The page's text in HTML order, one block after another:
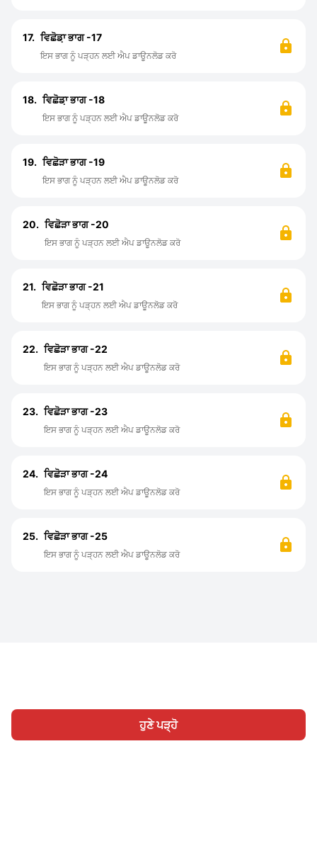
ਹੁਣੇ ਪੜ੍ਹੋ
17. ਵਿਛੋਡ਼ਾ ਭਾਗ -17
ਇਸ ਭਾਗ ਨੂੰ ਪੜ੍ਹਨ ਲਈ ਐਪ ਡਾਊਨਲੋਡ ਕਰੋ
18. ਵਿਛੋਡ਼ਾ ਭਾਗ -18
ਇਸ ਭਾਗ ਨੂੰ ਪੜ੍ਹਨ ਲਈ ਐਪ ਡਾਊਨਲੋਡ ਕਰੋ
19. ਵਿਛੋੜਾ ਭਾਗ -19
ਇਸ ਭਾਗ ਨੂੰ ਪੜ੍ਹਨ ਲਈ ਐਪ ਡਾਊਨਲੋਡ ਕਰੋ
20. ਵਿਛੋੜਾ ਭਾਗ -20
ਇਸ ਭਾਗ ਨੂੰ ਪੜ੍ਹਨ ਲਈ ਐਪ ਡਾਊਨਲੋਡ ਕਰੋ
21. ਵਿਛੋੜਾ ਭਾਗ -21
ਇਸ ਭਾਗ ਨੂੰ ਪੜ੍ਹਨ ਲਈ ਐਪ ਡਾਊਨਲੋਡ ਕਰੋ
22. ਵਿਛੋੜਾ ਭਾਗ -22
ਇਸ ਭਾਗ ਨੂੰ ਪੜ੍ਹਨ ਲਈ ਐਪ ਡਾਊਨਲੋਡ ਕਰੋ
23. ਵਿਛੋੜਾ ਭਾਗ -23
ਇਸ ਭਾਗ ਨੂੰ ਪੜ੍ਹਨ ਲਈ ਐਪ ਡਾਊਨਲੋਡ ਕਰੋ
24. ਵਿਛੋੜਾ ਭਾਗ -24
ਇਸ ਭਾਗ ਨੂੰ ਪੜ੍ਹਨ ਲਈ ਐਪ ਡਾਊਨਲੋਡ ਕਰੋ
25. ਵਿਛੋੜਾ ਭਾਗ -25
ਇਸ ਭਾਗ ਨੂੰ ਪੜ੍ਹਨ ਲਈ ਐਪ ਡਾਊਨਲੋਡ ਕਰੋ
ਹੋਮ ਸ਼੍ਰੇਣੀ ਲਿਖੋ ਸਾਈਨ ਇਨ